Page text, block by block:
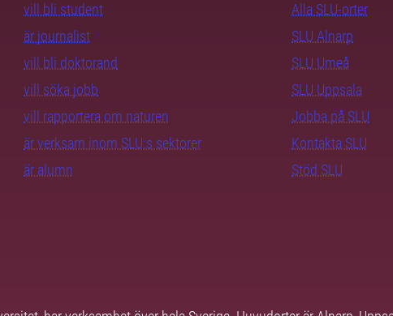
vill bli student
är journalist
vill bli doktorand
vill söka jobb
vill rapportera om naturen
är verksam inom SLU:s sektorer
är alumn
Alla SLU-orter
SLU Alnarp
SLU Umeå
SLU Uppsala
Jobba på SLU
Kontakta SLU
Stöd SLU